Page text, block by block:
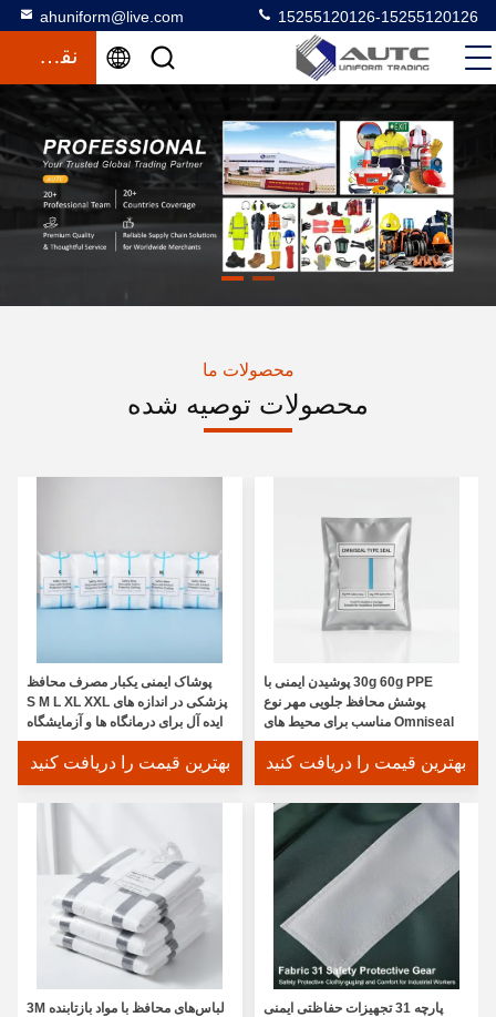
ahuniform@live.com 15255120126-15255120126
نقل قول
محصولات ما
محصولات توصیه شده
پوشاک ایمنی یکبار مصرف محافظ
پزشکی در اندازه های S M L XL XXL
ایده آل برای درمانگاه ها و آزمایشگاه
های بیمارستان ها
بهترین قیمت را دریافت کنید
30g 60g PPE پوشیدن ایمنی با
پوشش محافظ جلویی مهر نوع
Omniseal مناسب برای محیط های
خطرناک
بهترین قیمت را دریافت کنید
لباس‌های محافظ با مواد بازتابنده 3M
پارچه 31 تجهیزات حفاظتی ایمنی